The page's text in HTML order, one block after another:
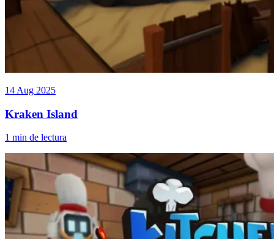
14 Aug 2025
Kraken Island
1 min de lectura